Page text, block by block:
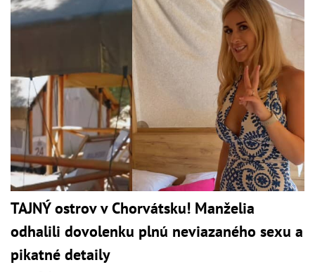
TAJNÝ ostrov v Chorvátsku! Manželia
odhalili dovolenku plnú neviazaného sexu a
pikatné detaily